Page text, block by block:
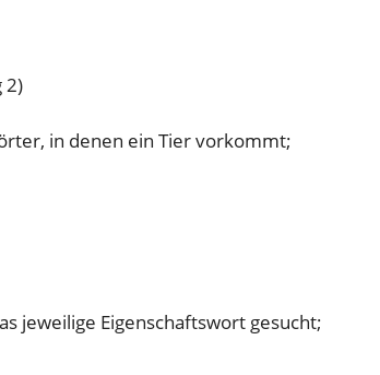
2)
in denen ein Tier vorkommt;
jeweilige Eigenschaftswort gesucht;